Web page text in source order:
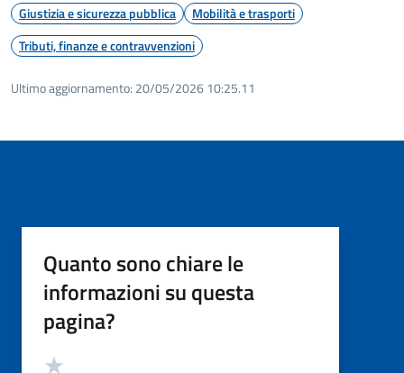
Giustizia e sicurezza pubblica
Mobilità e trasporti
Tributi, finanze e contravvenzioni
Ultimo aggiornamento: 20/05/2026 10:25.11
Quanto sono chiare le
informazioni su questa
pagina?
Valutazione